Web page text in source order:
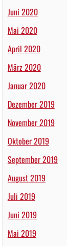
Juni 2020
Mai 2020
April 2020
März 2020
Januar 2020
Dezember 2019
November 2019
Oktober 2019
September 2019
August 2019
Juli 2019
Juni 2019
Mai 2019